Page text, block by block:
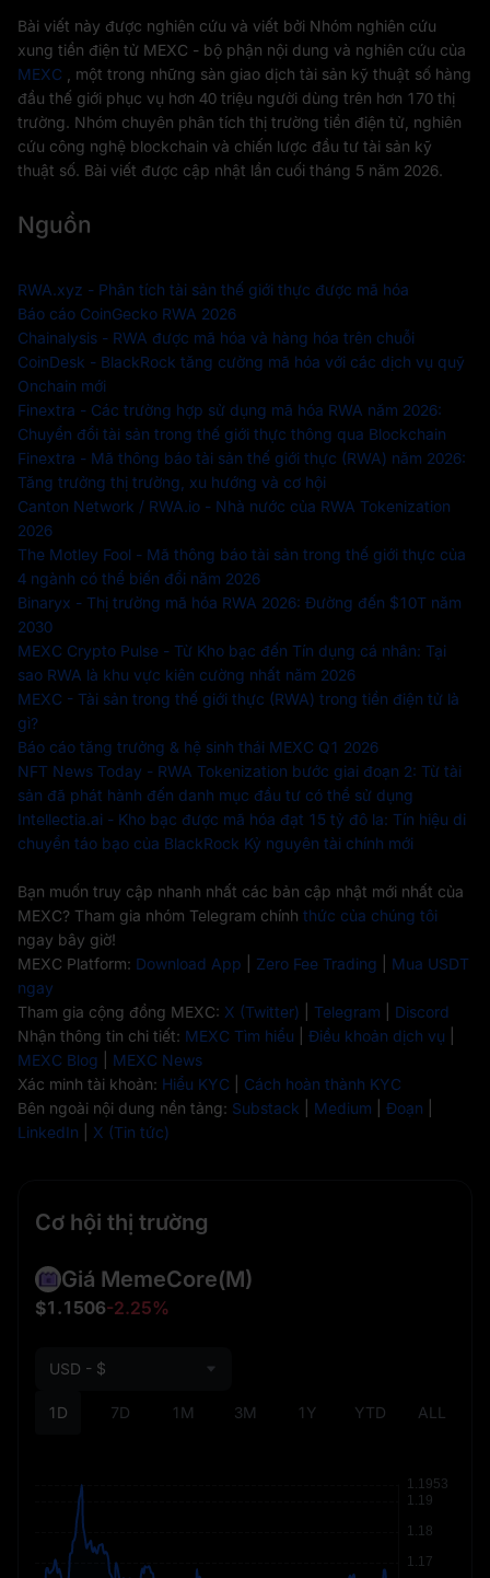
Bài viết này được nghiên cứu và viết bởi Nhóm nghiên cứu
xung tiền điện tử MEXC - bộ phận nội dung và nghiên cứu của
MEXC
, một trong những sàn giao dịch tài sản kỹ thuật số hàng
đầu thế giới phục vụ hơn 40 triệu người dùng trên hơn 170 thị
trường. Nhóm chuyên phân tích thị trường tiền điện tử, nghiên
cứu công nghệ blockchain và chiến lược đầu tư tài sản kỹ
thuật số. Bài viết được cập nhật lần cuối tháng 5 năm 2026.
Nguồn
RWA.xyz - Phân tích tài sản thế giới thực được mã hóa
Báo cáo CoinGecko RWA 2026
Chainalysis - RWA được mã hóa và hàng hóa trên chuỗi
CoinDesk - BlackRock tăng cường mã hóa với các dịch vụ quỹ
Onchain mới
Finextra - Các trường hợp sử dụng mã hóa RWA năm 2026:
Chuyển đổi tài sản trong thế giới thực thông qua Blockchain
Finextra - Mã thông báo tài sản thế giới thực (RWA) năm 2026:
Tăng trưởng thị trường, xu hướng và cơ hội
Canton Network / RWA.io - Nhà nước của RWA Tokenization
2026
The Motley Fool - Mã thông báo tài sản trong thế giới thực của
4 ngành có thể biến đổi năm 2026
Binaryx - Thị trường mã hóa RWA 2026: Đường đến $10T năm
2030
MEXC Crypto Pulse - Từ Kho bạc đến Tín dụng cá nhân: Tại
sao RWA là khu vực kiên cường nhất năm 2026
MEXC - Tài sản trong thế giới thực (RWA) trong tiền điện tử là
gì?
Báo cáo tăng trưởng & hệ sinh thái MEXC Q1 2026
NFT News Today - RWA Tokenization bước giai đoạn 2: Từ tài
sản đã phát hành đến danh mục đầu tư có thể sử dụng
Intellectia.ai - Kho bạc được mã hóa đạt 15 tỷ đô la: Tín hiệu di
chuyển táo bạo của BlackRock Kỷ nguyên tài chính mới
Bạn muốn truy cập nhanh nhất các bản cập nhật mới nhất của
MEXC? Tham gia nhóm Telegram chính thức của chúng tôi
ngay bây giờ!
MEXC Platform: Download App Zero Fee Trading
Mua USDT
ngay
Tham gia cộng đồng MEXC: X (Twitter) Telegram
Discord
Nhận thông tin chi tiết: MEXC Tìm hiểu Điều khoản dịch vụ
MEXC Blog
MEXC News
Xác minh tài khoản: Hiểu KYC
Cách hoàn thành KYC
Bên ngoài nội dung nền tảng: Substack Medium Đoạn
LinkedIn
X (Tin tức)
Cơ hội thị trường
Giá MemeCore(M)
$1.1506-2.25%
1D 7D 1M 3M 1Y YTD ALL
USD - $